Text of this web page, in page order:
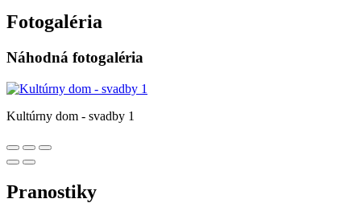
Fotogaléria
Náhodná fotogaléria
Kultúrny dom - svadby 1
Pranostiky